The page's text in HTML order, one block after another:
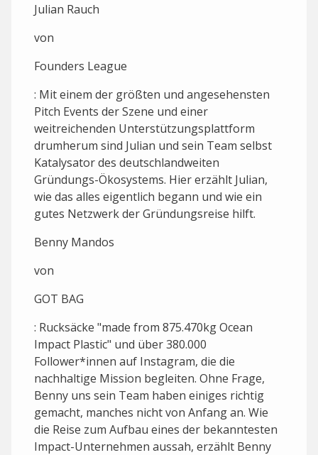
Julian Rauch
von
Founders League
: Mit einem der größten und angesehensten
Pitch Events der Szene und einer
weitreichenden Unterstützungsplattform
drumherum sind Julian und sein Team selbst
Katalysator des deutschlandweiten
Gründungs-Ökosystems. Hier erzählt Julian,
wie das alles eigentlich begann und wie ein
gutes Netzwerk der Gründungsreise hilft.
Benny Mandos
von
GOT BAG
: Rucksäcke "made from 875.470kg Ocean
Impact Plastic" und über 380.000
Follower*innen auf Instagram, die die
nachhaltige Mission begleiten. Ohne Frage,
Benny uns sein Team haben einiges richtig
gemacht, manches nicht von Anfang an. Wie
die Reise zum Aufbau eines der bekanntesten
Impact-Unternehmen aussah, erzählt Benny